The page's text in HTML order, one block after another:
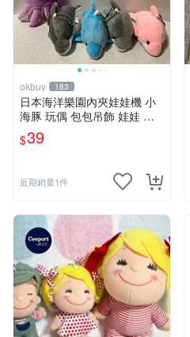
okbuy 183
日本海洋樂園內夾娃娃機 小
海豚 玩偶 包包吊飾 娃娃 玩
具 床伴 粉紅色 紫色 藍色 灰
色 全新台北現貨
$39
近期銷量1件